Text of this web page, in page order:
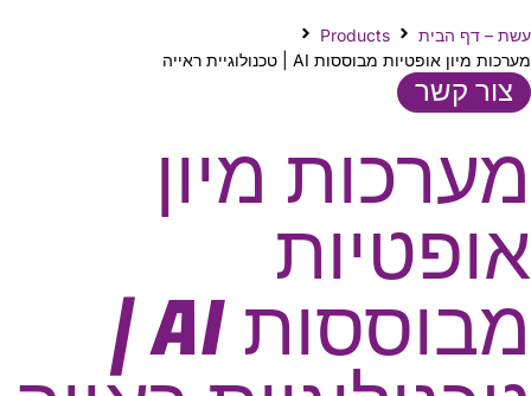
עשת – דף הבית
Products
מערכות מיון אופטיות מבוססות AI | טכנולוגיית ראייה
צור קשר
מערכות מיון
אופטיות
מבוססות AI |